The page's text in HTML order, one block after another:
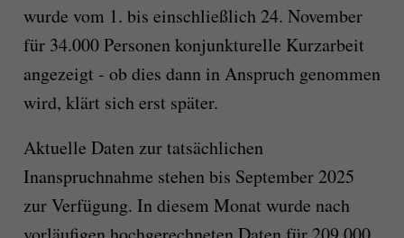
wurde vom 1. bis einschließlich 24. November
für 34.000 Personen konjunkturelle Kurzarbeit
angezeigt - ob dies dann in Anspruch genommen
wird, klärt sich erst später.
Aktuelle Daten zur tatsächlichen
Inanspruchnahme stehen bis September 2025
zur Verfügung. In diesem Monat wurde nach